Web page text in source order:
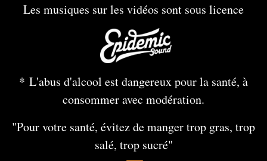
Les musiques sur les vidéos sont sous licence
* L'abus d'alcool est dangereux pour la santé, à
consommer avec modération.
"Pour votre santé, évitez de manger trop gras, trop
salé, trop sucré"